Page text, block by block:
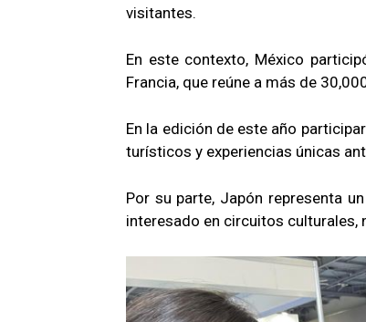
visitantes.
En este contexto, México
Francia, que reúne a más de
En la edición de este año
turísticos y experiencias únicas
Por su parte, Japón representa
interesado en circuitos culturales,